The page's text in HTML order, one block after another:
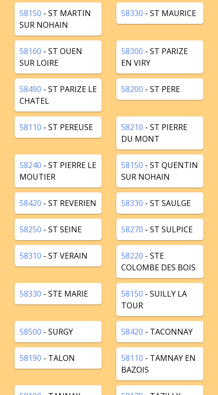
58150 - ST MARTIN
SUR NOHAIN
58330 - ST MAURICE
58160 - ST OUEN
SUR LOIRE
58300 - ST PARIZE
EN VIRY
58490 - ST PARIZE LE
CHATEL
58200 - ST PERE
58110 - ST PEREUSE 58210 - ST PIERRE
DU MONT
58240 - ST PIERRE LE
MOUTIER
58150 - ST QUENTIN
SUR NOHAIN
58420 - ST REVERIEN 58330 - ST SAULGE
58250 - ST SEINE 58270 - ST SULPICE
58310 - ST VERAIN 58220 - STE
COLOMBE DES BOIS
58330 - STE MARIE 58150 - SUILLY LA
TOUR
58500 - SURGY 58420 - TACONNAY
58190 - TALON 58110 - TAMNAY EN
BAZOIS